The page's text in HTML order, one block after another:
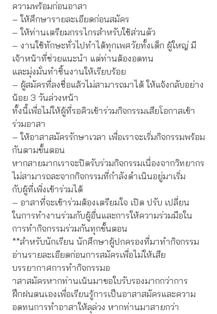
ความพร้อมก่อนอาสา
– ให้ศึกษารายละเอียดก่อนสมัคร
– ให้ท่านเตรียมกรรไกรสำหรับใช้ส่วนตัว
– งานใช้ทักษะทั่วไปทำได้ทุกเพศวัยทั้งเด็ก ผู้ใหญ่ มี
เจ้าหน้าที่ช่วยแนะนำ แต่ท่านต้องอดทน
และมุ่งมั่นทำชิ้นงานให้เรียบร้อย
– ผู้สมัครที่ลงชื่อแล้วไม่สามารถมาได้ ให้แจ้งกลับอย่าง
น้อย 3 วันล่วงหน้า
ทั้งนี้เพื่อไม่ให้ผู้ที่รอคิวเข้าร่วมกิจกรรมเสียโอกาสเข้า
ร่วมอาสา
– ให้อาสาสมัครรักษาเวลา เพื่อเราจะเริ่มกิจกรรมพร้อม
กันตามขั้นตอน
หากสายมากเราจะปิดรับร่วมกิจกรรมเนื่องจากวิทยากร
ไม่สามารถละจากกิจกรรมที่กำลังดำเนินอยู่มาเริ่ม
กับผู้ที่เพิ่งเข้าร่วมได้
– อาสาที่จะเข้าร่วมต้องเตรียมใจ เปิด ปรับ เปลี่ยน
ในการทำงานร่วมกับผู้อื่นและการให้ความร่วมมือใน
การทำกิจกรรมร่วมกันทุกขั้นตอน
**สำหรับนักเรียน นักศึกษาผู้ปกครองที่มาทำกิจกรรม
อ่านรายละเอียดก่อนการสมัครเพื่อไม่ให้เสีย
บรรยากาศการทำกิจกรรมอ
าสาสมัครหากท่านเน้นมาขอใบรับรองมากกว่าการ
ฝึกฝนตนเองเพื่อเรียนรู้การเป็นอาสาสมัครและความ
อดทนการทำอาสาให้ลุล่วง หากท่านมาสายกว่า